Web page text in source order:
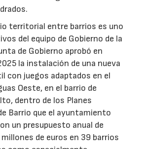
territorial entre barrios es uno
del equipo de Gobierno de la
de Gobierno aprobó en
la instalación de una nueva
con juegos adaptados en el
Oeste, en el barrio de
dentro de los Planes
Barrio que el ayuntamiento
un presupuesto anual de
de euros en 39 barrios